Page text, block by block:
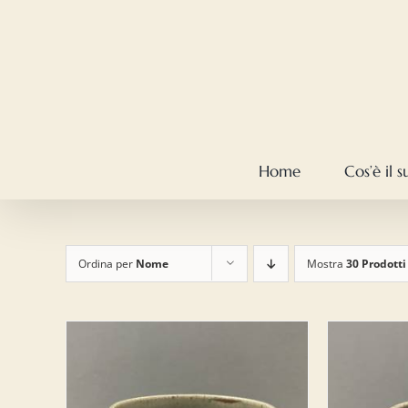
Home Cos’è il
Ordina per Nome Mostra 30 Prodotti